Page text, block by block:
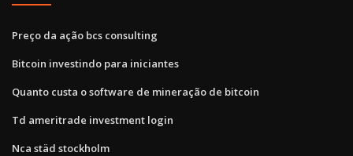
Preço da ação bcs consulting
Bitcoin investindo para iniciantes
Quanto custa o software de mineração de bitcoin
Td ameritrade investment login
Nca städ stockholm